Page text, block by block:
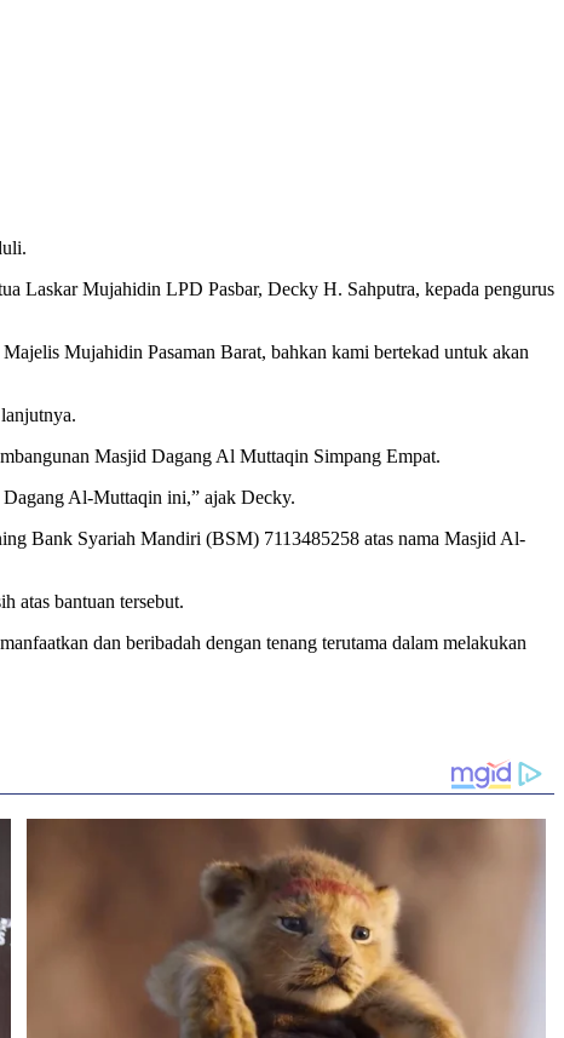
Laskar Mujahidin LPD Pasbar, Decky H. Sahputra, kepada pengurus
Mujahidin Pasaman Barat, bahkan kami bertekad untuk akan
Masjid Dagang Al Muttaqin Simpang Empat.
Dagang Al-Muttaqin ini,” ajak Decky.
Bank Syariah Mandiri (BSM) 7113485258 atas nama Masjid Al-
atas bantuan tersebut.
dan beribadah dengan tenang terutama dalam melakukan